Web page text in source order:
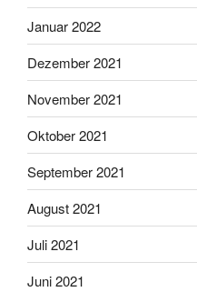
Januar 2022
Dezember 2021
November 2021
Oktober 2021
September 2021
August 2021
Juli 2021
Juni 2021